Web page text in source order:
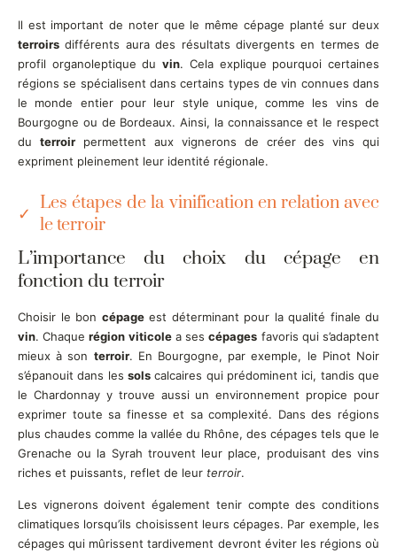
Il est important de noter que le même cépage planté sur deux
terroirs différents aura des résultats divergents en termes de
profil organoleptique duvin. Cela explique pourquoi certaines
régions se spécialisent dans certains types de vin connues dans
le monde entier pour leur style unique, comme les vins de
Bourgogne ou de Bordeaux. Ainsi, la connaissance et le respect
du terroir permettent aux vignerons de créer des vins qui
expriment pleinement leur identité régionale.
Les étapes de la vinification en relation avec
le terroir
L’importance du choix du cépage en
fonction du terroir
Choisir le bon cépageest déterminant pour la qualité finale du
vin. Chaquerégion viticolea sescépages favoris qui s’adaptent
mieux à son terroir. En Bourgogne, par exemple, le Pinot Noir
s’épanouit dans les sols calcaires qui prédominent ici, tandis que
le Chardonnay y trouve aussi un environnement propice pour
exprimer toute sa finesse et sa complexité. Dans des régions
plus chaudes comme la vallée du Rhône, des cépages tels que le
Grenache ou la Syrah trouvent leur place, produisant des vins
riches et puissants, reflet de leur terroir.
Les vignerons doivent également tenir compte des conditions
climatiques lorsqu’ils choisissent leurs cépages. Par exemple, les
cépages qui mûrissent tardivement devront éviter les régions où